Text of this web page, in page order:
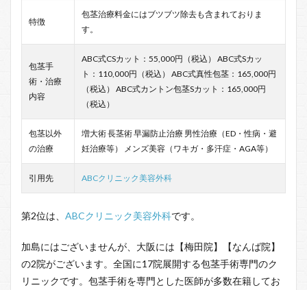
特徴
包茎治療料金にはブツブツ除去も含まれておりま
す。
包茎手
術・治療
内容
ABC式CSカット：55,000円（税込） ABC式Sカッ
ト：110,000円（税込） ABC式真性包茎：165,000円
（税込） ABC式カントン包茎Sカット：165,000円
（税込）
包茎以外
の治療
増大術 長茎術 早漏防止治療 男性治療（ED・性病・避
妊治療等） メンズ美容（ワキガ・多汗症・AGA等）
引用先 ABCクリニック美容外科
第2位は、 ABCクリニック美容外科です。
加島にはございませんが、大阪には【梅田院】【なんば院】
の2院がございます。全国に17院展開する包茎手術専門のク
リニックです。包茎手術を専門とした医師が多数在籍してお